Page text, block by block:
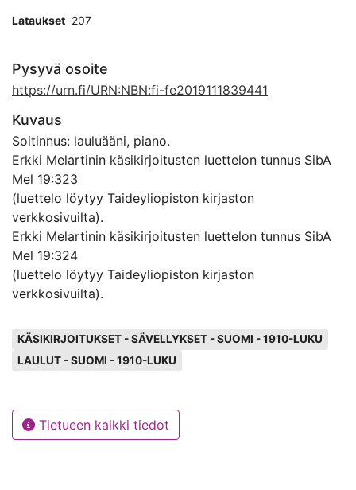
Lataukset 207
Pysyvä osoite
https://urn.fi/URN:NBN:fi-fe2019111839441
Kuvaus
Soitinnus: lauluääni, piano.
Erkki Melartinin käsikirjoitusten luettelon tunnus SibA
Mel 19:323
(luettelo löytyy Taideyliopiston kirjaston
verkkosivuilta).
Erkki Melartinin käsikirjoitusten luettelon tunnus SibA
Mel 19:324
(luettelo löytyy Taideyliopiston kirjaston
verkkosivuilta).
Avainsanat
KÄSIKIRJOITUKSET - SÄVELLYKSET - SUOMI - 1910-LUKU
LAULUT - SUOMI - 1910-LUKU
Tietueen kaikki tiedot